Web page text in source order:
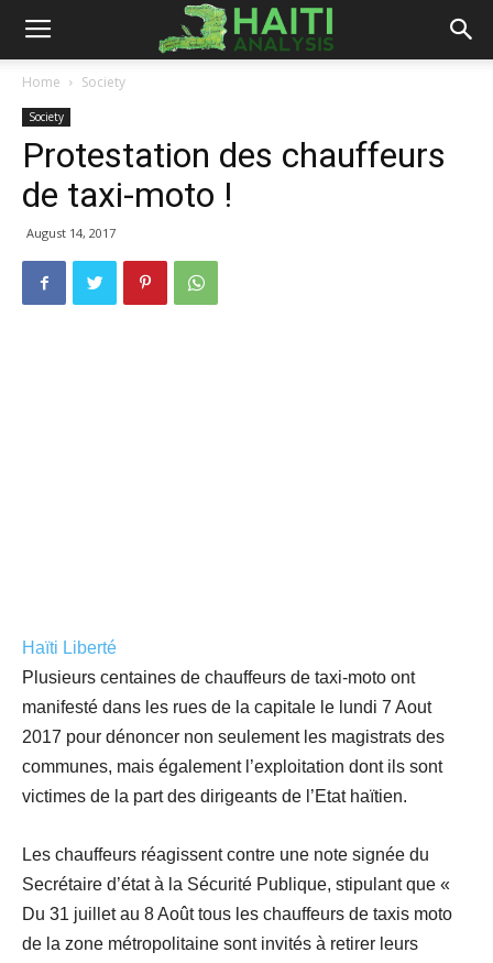
Haiti
Analysis
Home Society
Society
Protestation des chauffeurs
de taxi-moto !
August 14, 2017
Haïti Liberté
Plusieurs centaines de chauffeurs de taxi-moto ont
manifesté dans les rues de la capitale le lundi 7 Aout
2017 pour dénoncer non seulement les magistrats des
communes, mais également l’exploitation dont ils sont
victimes de la part des dirigeants de l’Etat haïtien.
Les chauffeurs réagissent contre une note signée du
Secrétaire d’état à la Sécurité Publique, stipulant que «
Du 31 juillet au 8 Août tous les chauffeurs de taxis moto
de la zone métropolitaine sont invités à retirer leurs